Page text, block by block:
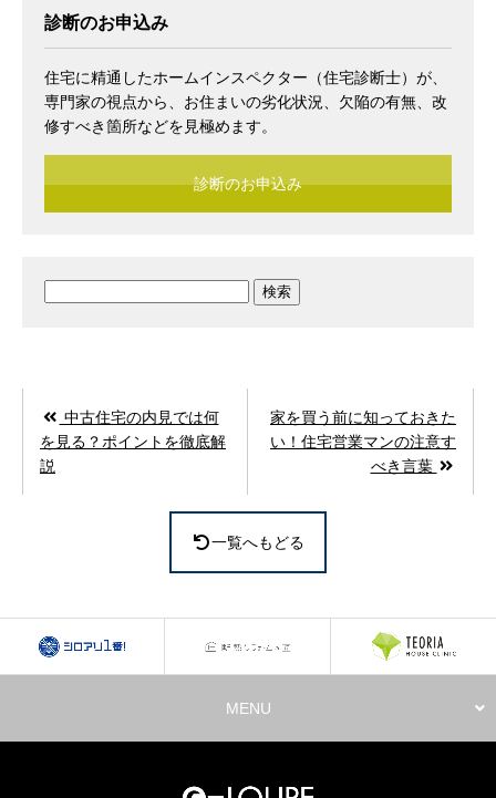
診断のお申込み
住宅に精通したホームインスペクター（住宅診断士）が、
専門家の視点から、お住まいの劣化状況、欠陥の有無、改
修すべき箇所などを見極めます。
診断のお申込み
中古住宅の内見では何
を見る？ポイントを徹底解
説
家を買う前に知っておきた
い！住宅営業マンの注意す
べき言葉
一覧へもどる
MENU